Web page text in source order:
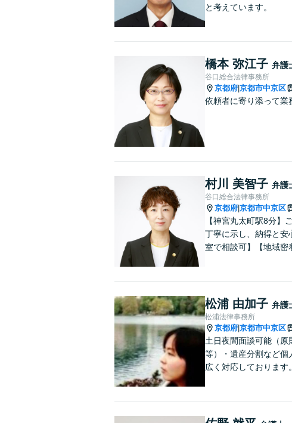
と考えています。
橋本 弥江子 弁護
谷口総合法律事務所
京都府 京都市中京区
依頼者に寄り添って業
村川 美智子 弁護
谷口総合法律事務所
京都府 京都市中京区
【神宮丸太町駅8分】
丁寧に示し、納得と安
室で相談可】【地域密
松浦 由加子 弁護
松浦法律事務所
京都府 京都市中京区
土日夜間面談可能（
等）・遺産分割など個
広く対応しております